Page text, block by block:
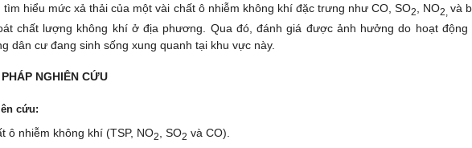
hiểu mức xả thải của một vài chất ô nhiễm không khí đặc trưng như CO, SO2 , NO­2, và
chất lượng không khí ở địa phương. Qua đó, đánh giá được ảnh hưởng do hoạt động
dân cư đang sinh sống xung quanh tại khu vực này.
NGHIÊN CỨU
cứu:
ô nhiễm không khí (TSP, NO2 , SO2 và CO).